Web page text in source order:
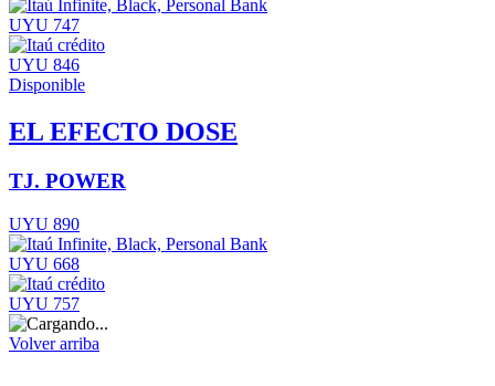
UYU 747
UYU 846
Disponible
EL EFECTO DOSE
TJ. POWER
UYU 890
UYU 668
UYU 757
Volver arriba